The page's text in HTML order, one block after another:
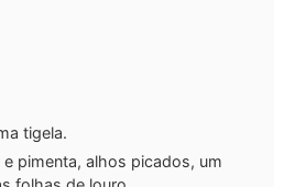
tigela.
pimenta, alhos picados, um